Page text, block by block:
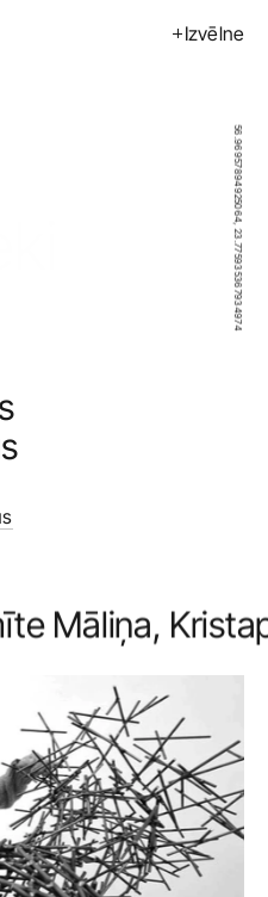
Izvēlne
Māliņa,
56.96957894925064, 23.775935367934974